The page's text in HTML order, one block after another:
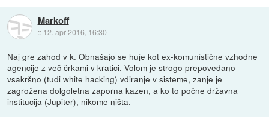
Markoff
:: 12. apr 2016, 16:30
Naj gre zahod v k. Obnašajo se huje kot ex-komunistične vzhodne
agencije z več črkami v kratici. Volom je strogo prepovedano
vsakršno (tudi white hacking) vdiranje v sisteme, zanje je
zagrožena dolgoletna zaporna kazen, a ko to počne državna
institucija (Jupiter), nikome ništa.